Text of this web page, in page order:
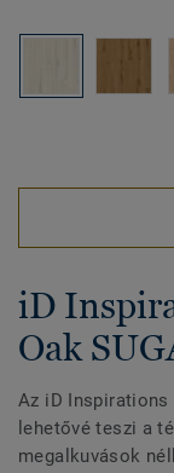
iD
Oak
Az iD
lehetővé teszi a
megalkuvások